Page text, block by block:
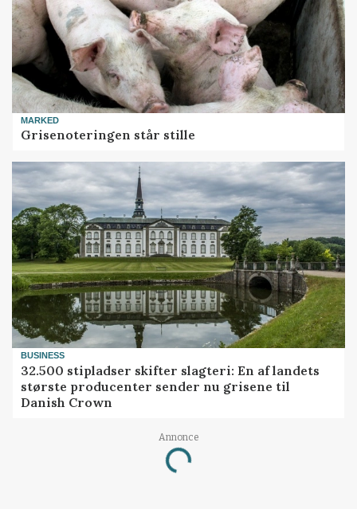
MARKED
Grisenoteringen står stille
BUSINESS
32.500 stipladser skifter slagteri: En af landets
største producenter sender nu grisene til
Danish Crown
Annonce
Loading...